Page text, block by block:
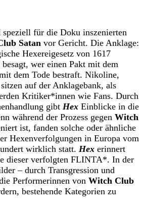
speziell für die Doku inszenierten
Satan vor Gericht. Die Anklage:
Hexereigesetz von 1617
besagt, wer einen Pakt mit dem
dem Tode bestraft. Nikoline,
auf der Anklagebank, als
Kritiker*innen wie Fans. Durch
gibt Hex Einblicke in die
während der Prozess gegen Witch
ist, fanden solche oder ähnliche
Hexenverfolgungen in Europa vom
wirklich statt. Hex erinnert
dieser verfolgten FLINTA*. In der
– durch Transgression und
Performerinnen von Witch Club
bestehende Kategorien zu